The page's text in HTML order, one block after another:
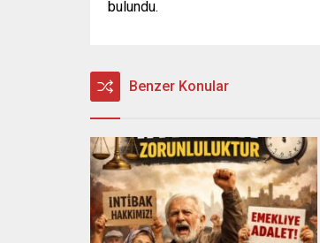
bulundu.
Benzer Konular